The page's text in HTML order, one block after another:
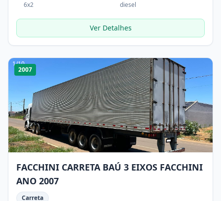
6x2
diesel
Ver Detalhes
1/10
2007
FACCHINI CARRETA BAÚ 3 EIXOS FACCHINI
ANO 2007
Carreta